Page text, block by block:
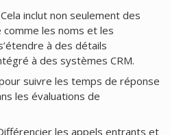
inclut non seulement des
les noms et les
à des détails
à des systèmes CRM.
suivre les temps de réponse
les évaluations de
les appels entrants et